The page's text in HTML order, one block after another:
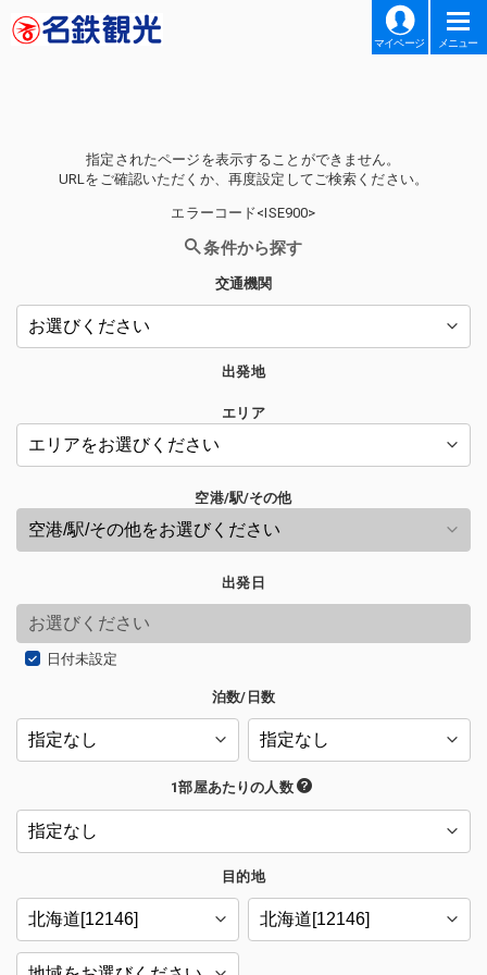
マイページ メニュー
指定されたページを表示することができません。
URLをご確認いただくか、再度設定してご検索ください。
エラーコード<ISE900>
条件から探す
交通機関
出発地
エリア
空港/駅/その他
出発日
日付未設定
泊数/日数
1部屋あたりの人数
目的地